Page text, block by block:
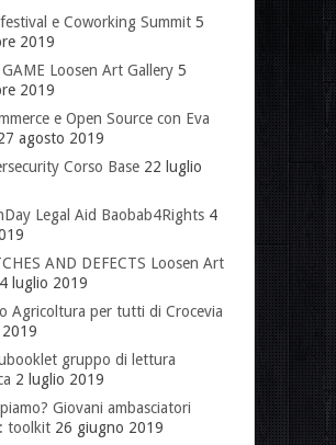
e Coworking Summit 5
2019
Loosen Art Gallery 5
2019
e Open Source con Eva
agosto 2019
Corso Base 22 luglio
Legal Aid Baobab4Rights 4
AND DEFECTS Loosen Art
4 luglio 2019
Agricoltura per tutti di Crocevia
gruppo di lettura
2 luglio 2019
Giovani ambasciatori
toolkit 26 giugno 2019